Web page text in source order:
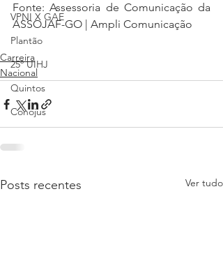
VPNI X GAE
Plantão
25º UIHJ
Quintos
Conojus
Fonte: Assessoria de Comunicação da
ASSOJAF-GO | Ampli Comunicação
Carreira
Nacional
Posts recentes Ver tudo